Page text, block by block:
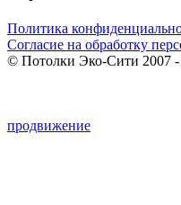
Политика
Согласие на обработку
© Потолки Эко-Сити 2007
продвижение